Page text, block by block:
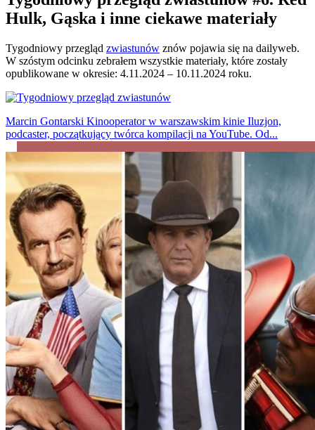
Hulk, Gąska i inne ciekawe materiały
Tygodniowy przegląd zwiastunów znów pojawia się na dailyweb.
W szóstym odcinku zebrałem wszystkie materiały, które zostały
opublikowane w okresie: 4.11.2024 – 10.11.2024 roku.
Marcin Gontarski Kinooperator w warszawskim kinie Iluzjon,
podcaster, początkujący twórca kompilacji na YouTube. Od...